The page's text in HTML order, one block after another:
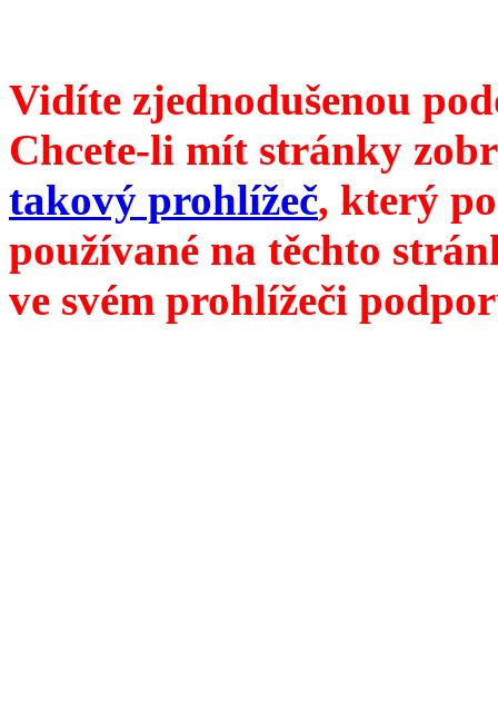
Vidíte zjednodušenou
Chcete-li mít stránky
takový prohlížeč, který
používané na těchto
ve svém prohlížeči